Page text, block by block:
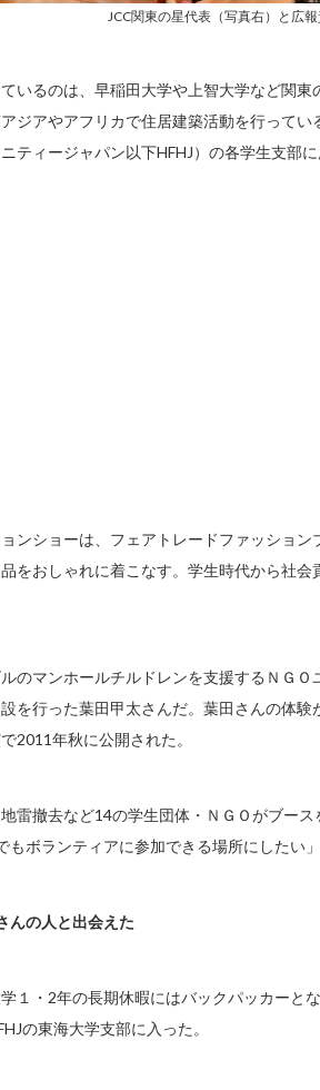
JCC関東の星代表（写真右）と広
いるのは、早稲田大学や上智大学など関
ジアやアフリカで住居建築活動を行って
ティージャパン以下HFHJ）の各学生支部
ンショーは、フェアトレードファッショ
をおしゃれに着こなす。学生時代から社
のマンホールチルドレンを支援するＮＧ
を行った葉田甲太さんだ。葉田さんの体
2011年秋に公開された。
雷撤去など14の学生団体・ＮＧＯがブー
もボランティアに参加できる場所にしたい
んの人と出会えた
１・2年の長期休暇にはバックパッカーと
の東海大学支部に入った。